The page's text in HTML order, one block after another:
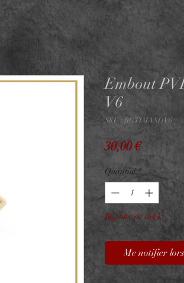
Embout
V6
SKU : BGTIMANDV6
30,00 €Prix
Quantité *
Rupture de stock
Me notifier